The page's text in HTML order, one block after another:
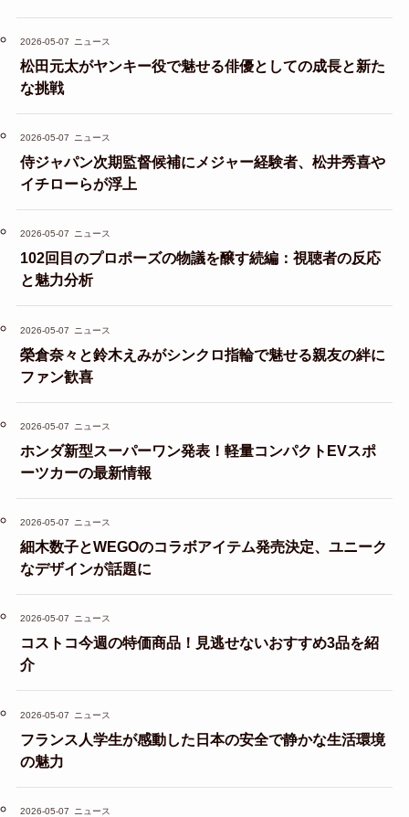
2026-05-07 ニュース
松田元太がヤンキー役で魅せる俳優としての成長と新た
な挑戦
2026-05-07 ニュース
侍ジャパン次期監督候補にメジャー経験者、松井秀喜や
イチローらが浮上
2026-05-07 ニュース
102回目のプロポーズの物議を醸す続編：視聴者の反応
と魅力分析
2026-05-07 ニュース
榮倉奈々と鈴木えみがシンクロ指輪で魅せる親友の絆に
ファン歓喜
2026-05-07 ニュース
ホンダ新型スーパーワン発表！軽量コンパクトEVスポ
ーツカーの最新情報
2026-05-07 ニュース
細木数子とWEGOのコラボアイテム発売決定、ユニーク
なデザインが話題に
2026-05-07 ニュース
コストコ今週の特価商品！見逃せないおすすめ3品を紹
介
2026-05-07 ニュース
フランス人学生が感動した日本の安全で静かな生活環境
の魅力
2026-05-07 ニュース